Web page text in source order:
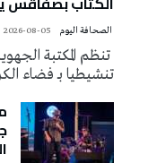
2026-08-05
تنظم المكتبة
تنشيطيا بـ فضاء